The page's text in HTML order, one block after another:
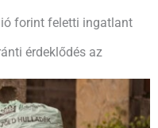
forint feletti ingatlant
érdeklődés az